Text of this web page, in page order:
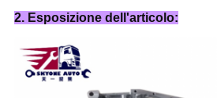
2. Esposizione dell'articolo: